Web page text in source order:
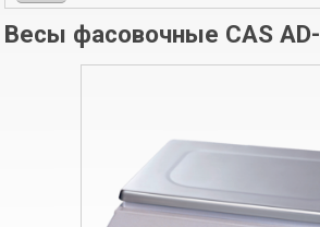
Весы фасовочные CAS